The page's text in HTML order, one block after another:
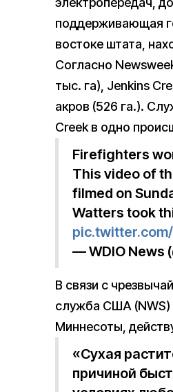
поддерживающая
востоке штата,
Согласно
тыс. га), Jenkins
акров (526 га.).
Creek в одно
Firefighters
This video of
filmed on
Watters took
— WDIO News
В связи с
служба США (NWS)
Миннесоты,
«Сухая
причиной